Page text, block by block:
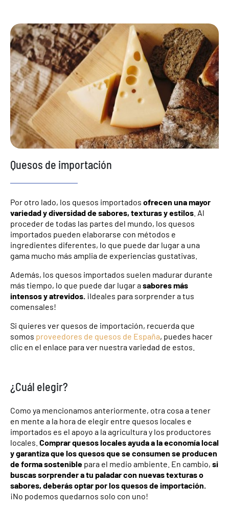
Quesos de importación
Por otro lado, los quesos importados ofrecen una mayor
variedad y diversidad de sabores, texturas y estilos . Al
proceder de todas las partes del mundo, los quesos
importados pueden elaborarse con métodos e
ingredientes diferentes, lo que puede dar lugar a una
gama mucho más amplia de experiencias gustativas.
Además, los quesos importados suelen madurar durante
más tiempo, lo que puede dar lugar asabores más
intensos y atrevidos. ¡Ideales para sorprender a tus
comensales!
Si quieres ver quesos de importación, recuerda que
somos proveedores de quesos de España, puedes hacer
clic en el enlace para ver nuestra variedad de estos.
¿Cuál elegir?
Como ya mencionamos anteriormente, otra cosa a tener
en mente a la hora de elegir entre quesos locales e
importados es el apoyo a la agricultura y los productores
locales. Comprar quesos locales ayuda a la economía local
y garantiza que los quesos que se consumen se producen
de forma sostenible para el medio ambiente. En cambio, si
buscas sorprender a tu paladar con nuevas texturas o
sabores, deberás optar por los quesos de importación.
¡No podemos quedarnos solo con uno!